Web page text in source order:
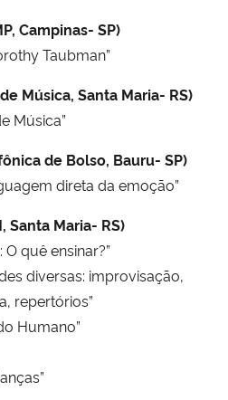
Campinas- SP)
Taubman”
Música, Santa Maria- RS)
Música”
de Bolso, Bauru- SP)
direta da emoção”
Santa Maria- RS)
quê ensinar?”
diversas: improvisação,
repertórios”
Humano”